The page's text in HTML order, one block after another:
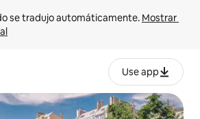
se tradujo automáticamente. Mostrar
Use app